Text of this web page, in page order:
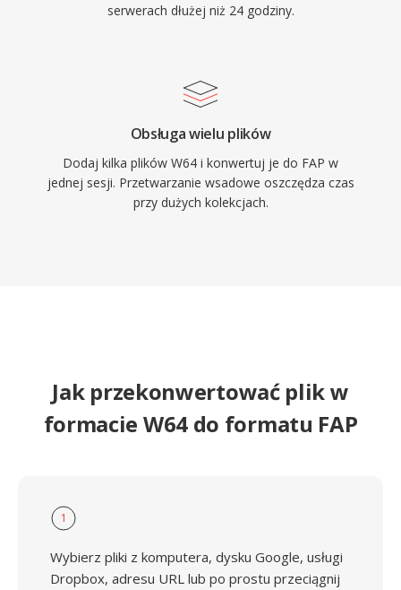
serwerach dłużej niż 24 godziny.
Obsługa wielu plików
Dodaj kilka plików W64 i konwertuj je do FAP w
jednej sesji. Przetwarzanie wsadowe oszczędza czas
przy dużych kolekcjach.
Jak przekonwertować plik w
formacie W64 do formatu FAP
1
Wybierz pliki z komputera, dysku Google, usługi
Dropbox, adresu URL lub po prostu przeciągnij